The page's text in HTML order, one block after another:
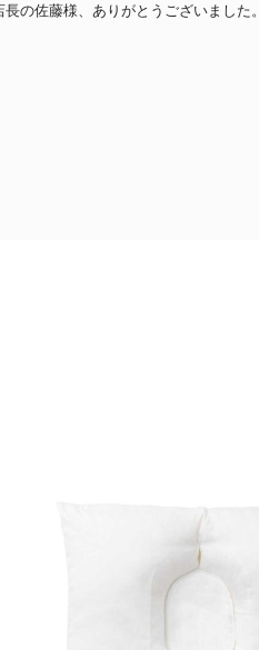
の佐藤様、ありがとうございました。